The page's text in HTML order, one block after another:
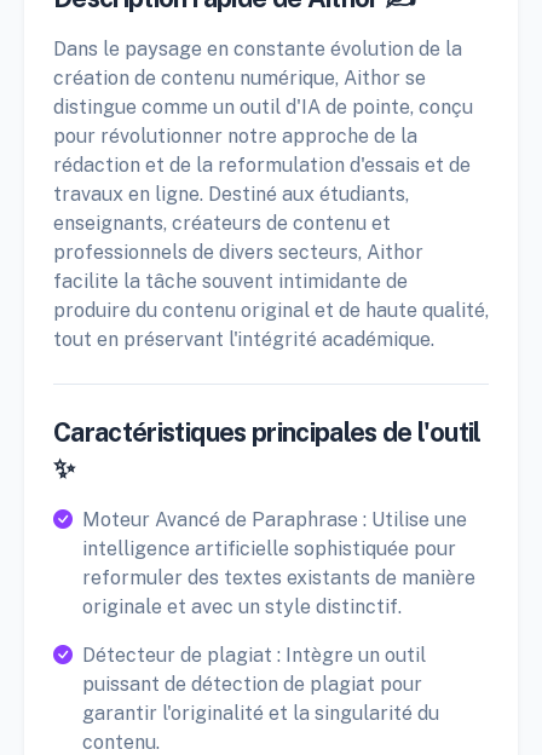
Dans le paysage en constante évolution de la
création de contenu numérique, Aithor se
distingue comme un outil d'IA de pointe, conçu
pour révolutionner notre approche de la
rédaction et de la reformulation d'essais et de
travaux en ligne. Destiné aux étudiants,
enseignants, créateurs de contenu et
professionnels de divers secteurs, Aithor
facilite la tâche souvent intimidante de
produire du contenu original et de haute qualité,
tout en préservant l'intégrité académique.
Caractéristiques principales de l'outil
✨
Moteur Avancé de Paraphrase : Utilise une
intelligence artificielle sophistiquée pour
reformuler des textes existants de manière
originale et avec un style distinctif.
Détecteur de plagiat : Intègre un outil
puissant de détection de plagiat pour
garantir l'originalité et la singularité du
contenu.